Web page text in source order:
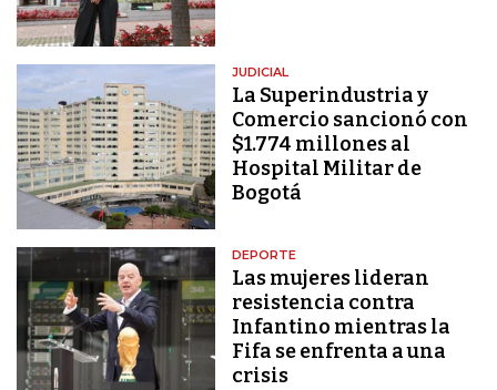
JUDICIAL
La Superindustria y
Comercio sancionó con
$1.774 millones al
Hospital Militar de
Bogotá
DEPORTE
Las mujeres lideran
resistencia contra
Infantino mientras la
Fifa se enfrenta a una
crisis